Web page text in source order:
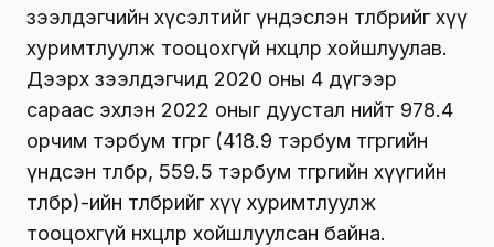
зээлдэгчийн хүсэлтийг үндэслэн төлбөрийг хүү
хуримтлуулж тооцохгүй нөхцөлөөр хойшлуулав.
Дээрх зээлдэгчид 2020 оны 4 дүгээр
сараас эхлэн 2022 оныг дуустал нийт 978.4
орчим тэрбум төгрөг (418.9 тэрбум төгрөгийн
үндсэн төлбөр, 559.5 тэрбум төгрөгийн хүүгийн
төлбөр)-ийн төлбөрийг хүү хуримтлуулж
тооцохгүй нөхцөлөөр хойшлуулсан байна.